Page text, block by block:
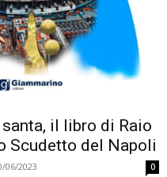
il libro di Raio
Scudetto del Napoli
06/2023 0